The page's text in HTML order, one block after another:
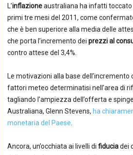
L’inflazioneaustraliana ha infatti toccato
primi tre mesi del 2011, come
che è ben superiore alla media delle
che porta l’incremento dei prezzi al
contro attese del 3,4%.
Le motivazioni alla base dell’incremento
fattori meteo determinatisi nell’area di
tagliando l’ampiezza dell’offerta e
Australiana, Glenn Stevens, ha
monetaria del Paese
Ancora, un’occhiata ai livelli di fiduciadei